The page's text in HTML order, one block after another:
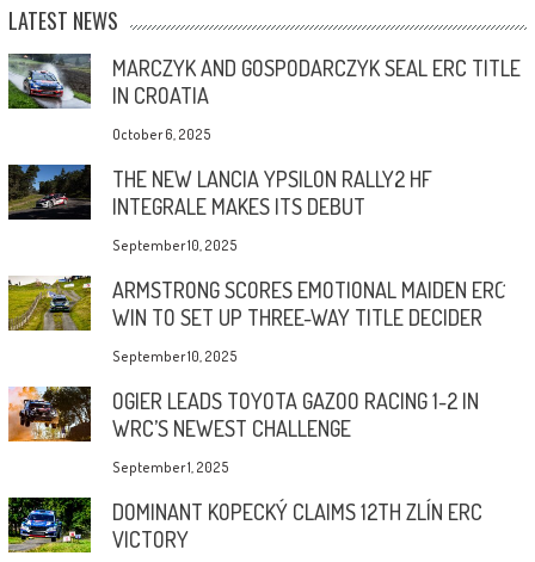
LATEST NEWS
MARCZYK AND GOSPODARCZYK SEAL ERC TITLE
IN CROATIA
October 6, 2025
THE NEW LANCIA YPSILON RALLY2 HF
INTEGRALE MAKES ITS DEBUT
September 10, 2025
ARMSTRONG SCORES EMOTIONAL MAIDEN ERC
WIN TO SET UP THREE-WAY TITLE DECIDER
September 10, 2025
OGIER LEADS TOYOTA GAZOO RACING 1-2 IN
WRC’S NEWEST CHALLENGE
September 1, 2025
DOMINANT KOPECKÝ CLAIMS 12TH ZLÍN ERC
VICTORY